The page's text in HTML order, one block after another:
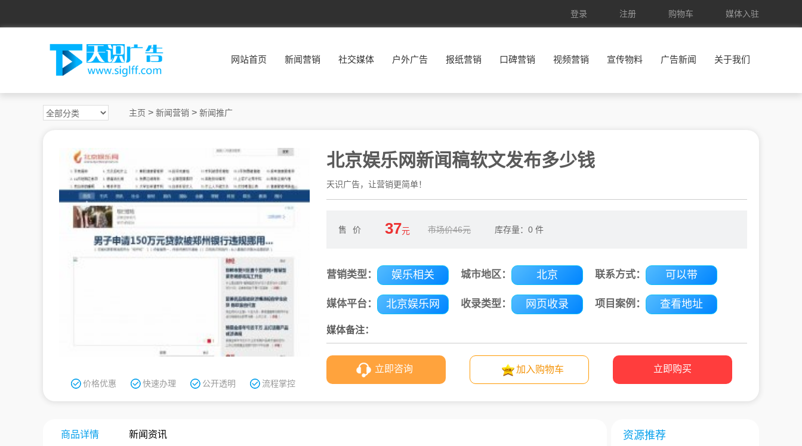
登录 注册 购物车 媒体入驻
网站首页 新闻营销 社交媒体 户外广告 报纸营销 口碑营销 视频营销 宣传物料 广告新闻 关于我们
主页 > 新闻营销 > 新闻推广
价格优惠 快速办理 公开透明 流程掌控
北京娱乐网新闻稿软文发布多少钱
天识广告，让营销更简单！
售价 37元 市场价46元 库存量： 0 件
营销类型： 娱乐相关 城市地区： 北京 联系方式： 可以带
媒体平台： 北京娱乐网 收录类型： 网页收录 项目案例： 查看地址
媒体备注：
立即咨询 加入购物车 立即购买
商品详情 新闻资讯 资源推荐